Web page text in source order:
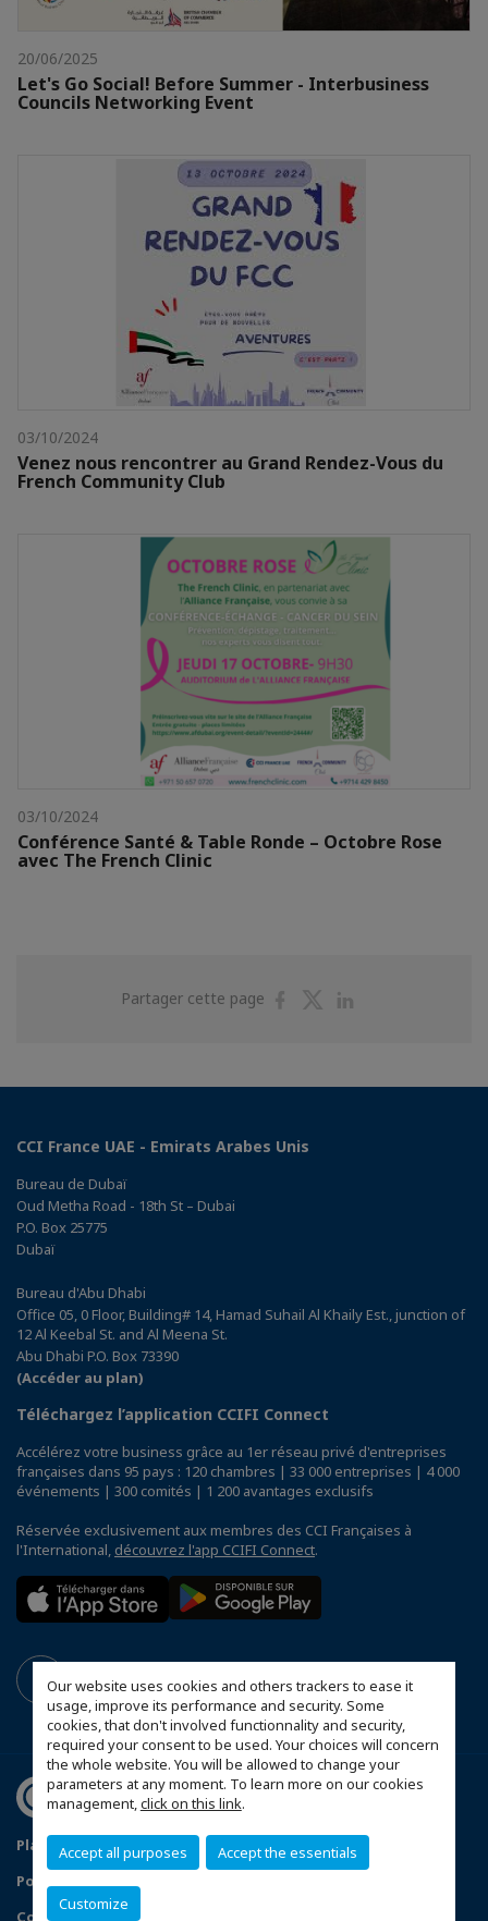
Our website uses cookies and others trackers to ease it
usage, improve its performance and security. Some
cookies, that don't involved functionnality and security,
required your consent to be used. Your choices will concern
the whole website. You will be allowed to change your
parameters at any moment. To learn more on our cookies
management,click on this link.
Accept all purposes Accept the essentials
Customize
20/06/2025
Let's Go Social! Before Summer - Interbusiness
Councils Networking Event
03/10/2024
Venez nous rencontrer au Grand Rendez-Vous du
French Community Club
03/10/2024
Conférence Santé & Table Ronde – Octobre Rose
avec The French Clinic
Partager cette page
PartagerPartager
CCI France UAE - Emirats Arabes Unis
Bureau de Dubaï
Oud Metha Road - 18th St – Dubai
P.O. Box 25775
Dubaï
Bureau d'Abu Dhabi
Office 05, 0 Floor, Building# 14, Hamad Suhail Al Khaily Est., junction of
12 Al Keebal St. and Al Meena St.
Abu Dhabi P.O. Box 73390
(Accéder au plan)
Téléchargez l’application CCIFI Connect
Accélérez votre business grâce au 1er réseau privé d'entreprises
françaises dans 95 pays : 120 chambres | 33 000 entreprises | 4 000
événements | 300 comités | 1 200 avantages exclusifs
Réservée exclusivement aux membres des CCI Françaises à
l'International, découvrez l'app CCIFI Connect.
Plan du site
Mentions légales
Politique de confidentialité
Configurer vos préférences cookies